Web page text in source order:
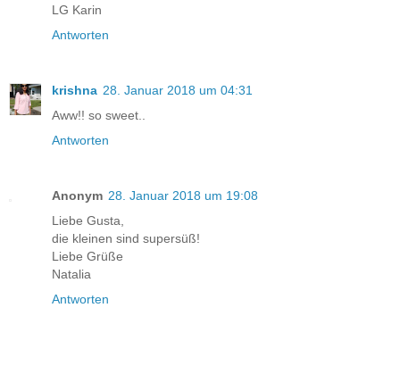
LG Karin
Antworten
krishna 28. Januar 2018 um 04:31
Aww!! so sweet..
Antworten
Anonym 28. Januar 2018 um 19:08
Liebe Gusta,
die kleinen sind supersüß!
Liebe Grüße
Natalia
Antworten